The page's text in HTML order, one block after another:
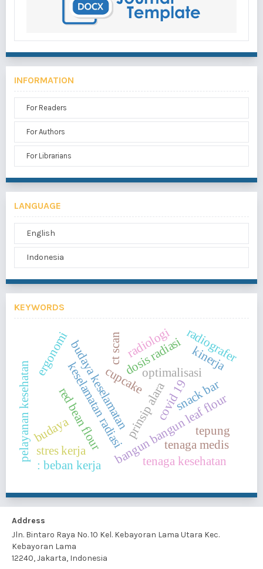
INFORMATION
For Readers
For Authors
For Librarians
LANGUAGE
English
Indonesia
KEYWORDS
cupcake
bangun bangun leaf flour
red bean flour
keselamatan radiasi
tenaga kesehatan
prinsip alara
budaya keselamatan optimalisasi
dosis radiasi
budaya
pelayanan kesehatan covid 19
ct scan radiografer
radiologi
ergonomi
tenaga medis
: beban kerja
kinerja
stres kerja
tepung
snack bar
Address
Jln. Bintaro Raya No. 10 Kel. Kebayoran Lama Utara Kec.
Kebayoran Lama
12240, Jakarta, Indonesia